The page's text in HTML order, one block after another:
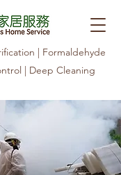
| Formaldehyde
| Deep Cleaning